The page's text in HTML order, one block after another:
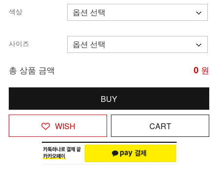
색상
사이즈
총 상품 금액 0 원
BUY
WISH CART